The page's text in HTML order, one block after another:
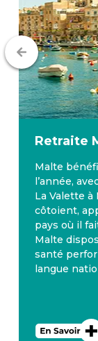
Retraite
Malte
l’année,
La Valette
côtoient,
pays où il
Malte
santé
langue